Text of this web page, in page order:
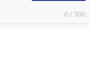
0 / 300